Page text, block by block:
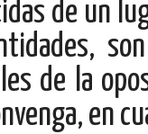
de un
de la
en